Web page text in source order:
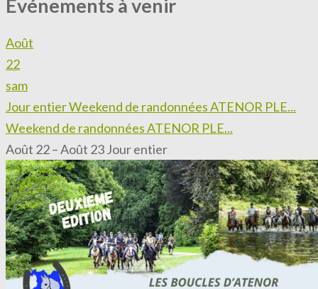
Événements à venir
Août
22
sam
Jour entierWeekend de randonnées ATENOR PLE...
Weekend de randonnées ATENOR PLE...
Août 22 – Août 23Jour entier